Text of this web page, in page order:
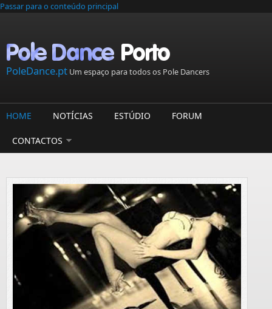
Passar para o conteúdo principal
PoleDance.pt Um espaço para todos os Pole Dancers
HOME NOTÍCIAS ESTÚDIO FORUM
CONTACTOS